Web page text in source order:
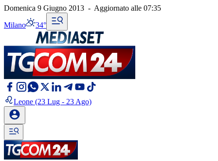
Domenica 9 Giugno 2013 - Aggiornato alle 07:35
Milano 34°
Leone (23 Lug - 23 Ago)